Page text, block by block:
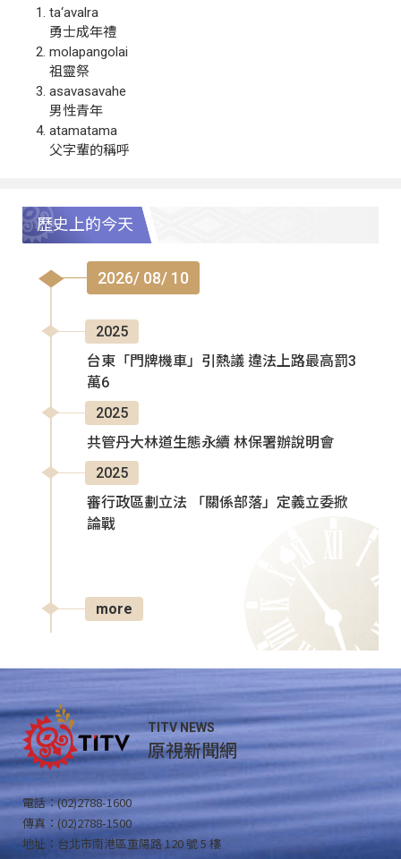
ta‘avalra
勇士成年禮
molapangolai
祖靈祭
asavasavahe
男性青年
atamatama
父字輩的稱呼
歷史上的今天
2026/ 08/ 10
2025
台東「門牌機車」引熱議 違法上路最高罰3
萬6
2025
共管丹大林道生態永續 林保署辦說明會
2025
審行政區劃立法 「關係部落」定義立委掀
論戰
more
TITV NEWS
原視新聞網
電話：(02)2788-1600
傳真：(02)2788-1500
地址：台北市南港區重陽路 120 號 5 樓